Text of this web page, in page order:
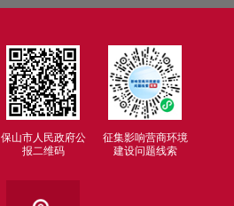
保山市人民政府公
报二维码
征集影响营商环境
建设问题线索